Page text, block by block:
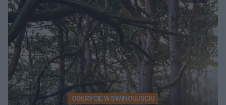
ODKRYCIE W ŚWINOUJŚCIU